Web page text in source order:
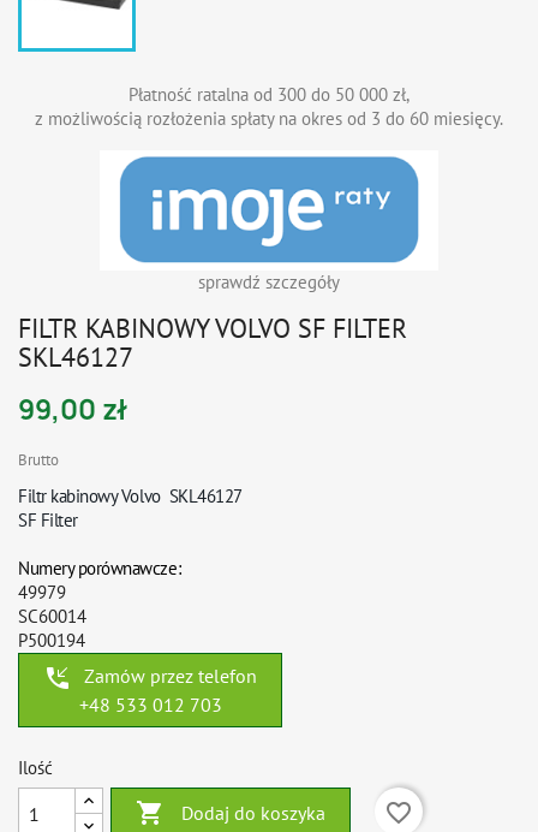
Płatność ratalna od 300 do 50 000 zł,
z możliwością rozłożenia spłaty na okres od 3 do 60 miesięcy.
sprawdź szczegóły
FILTR KABINOWY VOLVO SF FILTER
SKL46127
99,00 zł
Brutto
Filtr kabinowy Volvo SKL46127
SF Filter
Numery porównawcze:
49979
SC60014
P500194
phone_callback
Zamów przez telefon
+48 533 012 703
Ilość
 Dodaj do koszyka
favorite_border